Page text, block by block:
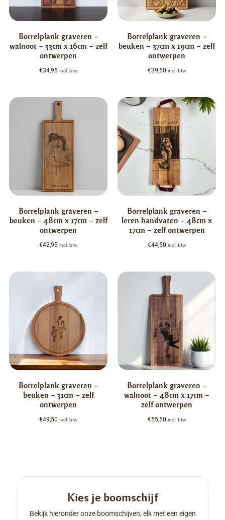
Borrelplank graveren –
walnoot – 33cm x 16cm – zelf
ontwerpen
€34,95 incl. btw
Borrelplank graveren –
beuken – 37cm x 19cm – zelf
ontwerpen
€39,50 incl. btw
Borrelplank graveren –
beuken – 48cm x 17cm – zelf
ontwerpen
€42,95 incl. btw
Borrelplank graveren –
leren handvaten – 48cm x
17cm – zelf ontwerpen
€44,50 incl. btw
Borrelplank graveren –
beuken – 31cm – zelf
ontwerpen
€49,50 incl. btw
Borrelplank graveren –
walnoot – 48cm x 17cm –
zelf ontwerpen
€55,50 incl. btw
Kies je boomschijf
Bekijk hieronder onze boomschijven, elk met een eigen